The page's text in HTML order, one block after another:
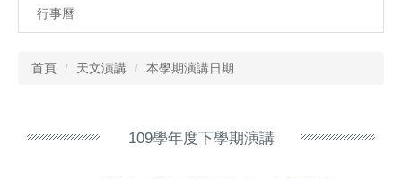
行事曆
首頁 天文演講 本學期演講日期
109學年度下學期演講